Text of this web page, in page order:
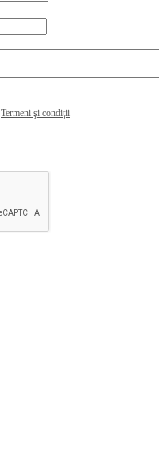
Termeni şi condiţii